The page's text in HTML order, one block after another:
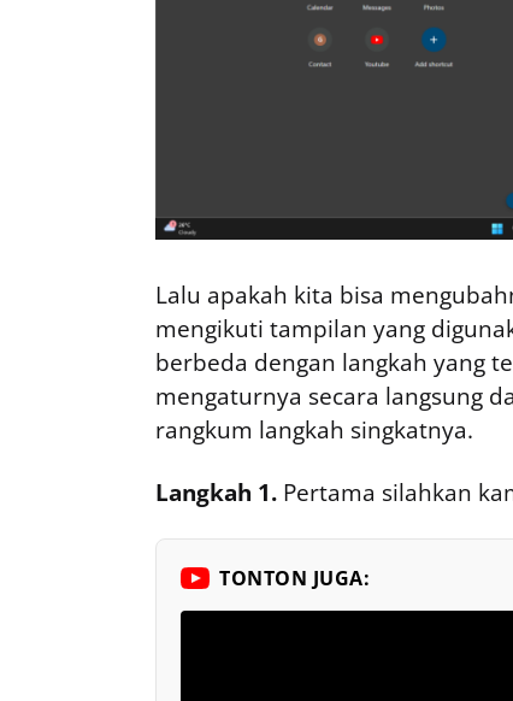
Lalu apakah kita bisa
mengikuti tampilan yang
berbeda dengan langkah yang
mengaturnya secara langsung
rangkum langkah singkatnya.
Langkah 1. Pertama silahkan
TONTON JUGA: